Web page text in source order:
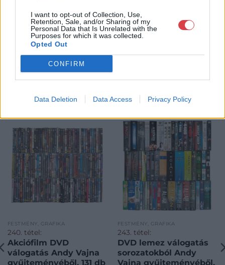
I want to opt-out of Collection, Use,
Retention, Sale, and/or Sharing of my
Personal Data that Is Unrelated with the
Purposes for which it was collected.
Opted Out
CONFIRM
Data Deletion Data Access Privacy Policy
GALÉRIA TOVÁBBI MŰTÁRGYAI
KAPCSOLÓDÓ MŰTÁRGYAK
FESTMÉNY, GRAFIKA
240. tétel:
Akciófilm DVD
válogatás Andy Vajna
gyűjteményéből, 131 db
FESTMÉNY, GRAFIKA
243. tétel:
DVD lemez válogatás
sorozatokból Andy
Vajna gyűjteményéből,